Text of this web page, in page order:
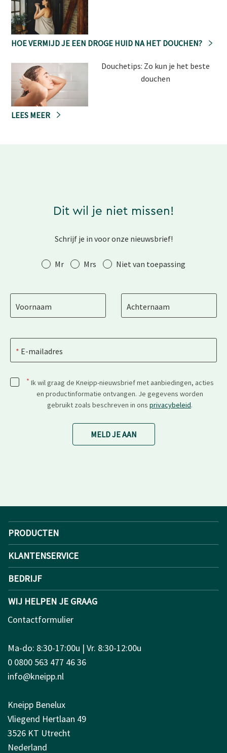
HOE VERMIJD JE EEN DROGE HUID NA HET DOUCHEN?
Douchetips: Zo kun je het beste
douchen
LEES MEER
Dit wil je niet missen!
Schrijf je in voor onze nieuwsbrief!
Aanhef Mr Mrs Niet van toepassing
Voornaam Achternaam
E-mailadres
* Ik wil graag de Kneipp-nieuwsbrief met aanbiedingen, acties
en productinformatie ontvangen. Je gegevens worden
gebruikt zoals beschreven in ons privacybeleid.
MELD JE AAN
PRODUCTEN
KLANTENSERVICE
BEDRIJF
WIJ HELPEN JE GRAAG
Contactformulier
Ma-do: 8:30-17:00u | Vr. 8:30-12:00u
0 0800 563 477 46 36
info@kneipp.nl
Kneipp Benelux
Vliegend Hertlaan 49
3526 KT Utrecht
Nederland